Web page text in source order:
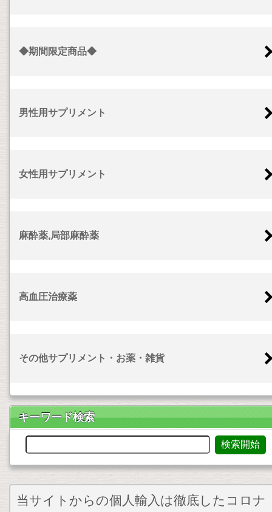
◆期間限定商品◆
男性用サプリメント
女性用サプリメント
麻酔薬,局部麻酔薬
高血圧治療薬
その他サプリメント・お薬・雑貨
キーワード検索
当サイトからの個人輸入は徹底したコロナ